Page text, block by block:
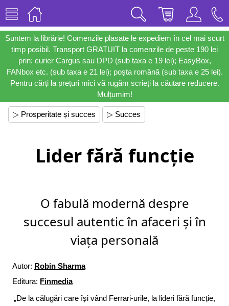
Suntem la librărie! Comenzile plasate le expediem în cel mai scurt
timp posibil. Transport GRATUIT la comenzile de peste 190 lei
prin: curier Cargus sau DPD (sub taxa e 19 lei); EasyBox,
FANbox etc. (sub taxa e 21 lei); poșta română (sub taxa e 25 lei).
Pentru cărți la prețuri mici vă rugăm scrieți la căutare reducere.
Mulțumim!
▷ Prosperitate și succes ▷ Succes
Lider fără funcție
O fabulă modernă despre
succesul autentic în afaceri și în
viața personală
Autor: Robin Sharma
Editura: Finmedia
„De la călugări care își vând Ferrari-urile, la lideri fără funcție,